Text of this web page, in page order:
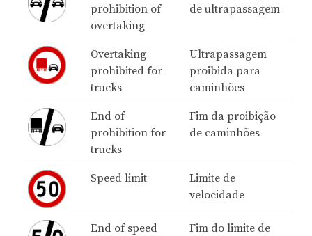
prohibition of
overtaking
de ultrapassagem
Overtaking
prohibited for
trucks
Ultrapassagem
proibida para
caminhões
End of
prohibition for
trucks
Fim da proibição
de caminhões
Speed limit
Limite de
velocidade
End of speed
Fim do limite de